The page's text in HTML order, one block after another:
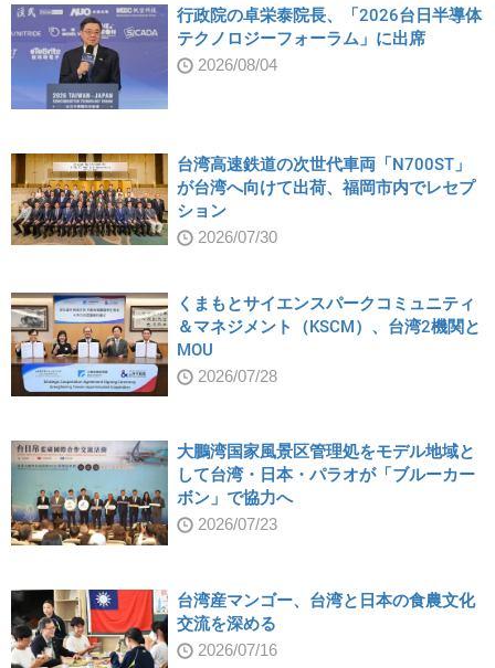
行政院の卓栄泰院長、「2026台日半導体
テクノロジーフォーラム」に出席
2026/08/04
台湾高速鉄道の次世代車両「N700ST」
が台湾へ向けて出荷、福岡市内でレセプ
ション
2026/07/30
くまもとサイエンスパークコミュニティ
＆マネジメント（KSCM）、台湾2機関と
MOU
2026/07/28
大鵬湾国家風景区管理処をモデル地域と
して台湾・日本・パラオが「ブルーカー
ボン」で協力へ
2026/07/23
台湾産マンゴー、台湾と日本の食農文化
交流を深める
2026/07/16